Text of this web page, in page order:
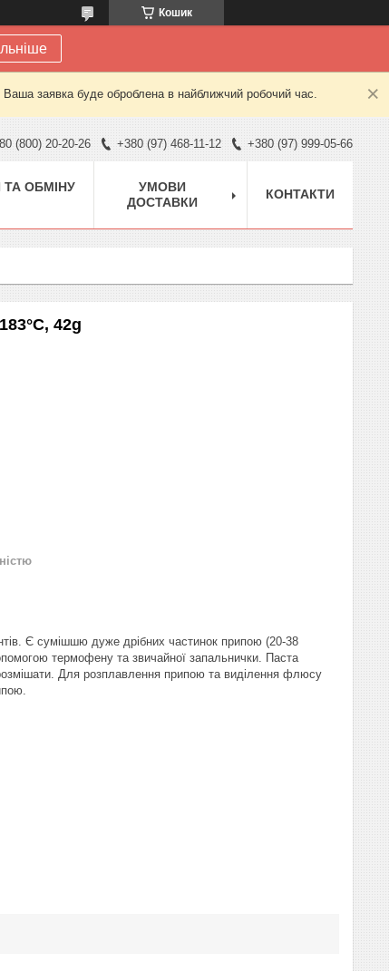
Кошик
Ваша заявка буде оброблена в найближчий робочий час.
(800) 20-20-26 +380 (97) 468-11-12 +380 (97) 999-05-66
ТА ОБМІНУ
УМОВИ
ДОСТАВКИ
КОНТАКТИ
42g
Є сумішшю дуже дрібних частинок припою (20-38
термофену та звичайної запальнички. Паста
Для розплавлення припою та виділення флюсу